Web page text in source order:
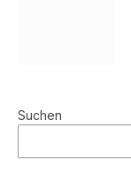
Suchen